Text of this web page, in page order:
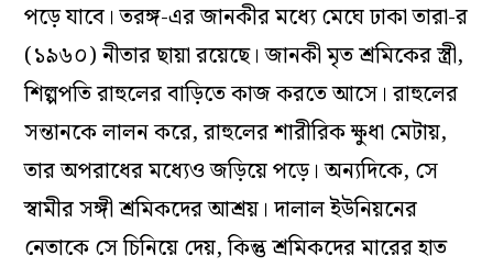
পড়ে যাবে।তরঙ্গ-এর জানকীর মধ্যেমেঘে ঢাকা তারা-র
(১৯৬০) নীতার ছায়া রয়েছে। জানকী মৃত শ্রমিকের স্ত্রী,
শিল্পপতি রাহুলের বাড়িতে কাজ করতে আসে। রাহুলের
সন্তানকে লালন করে, রাহুলের শারীরিক ক্ষুধা মেটায়,
তার অপরাধের মধ্যেও জড়িয়ে পড়ে। অন্যদিকে, সে
স্বামীর সঙ্গী শ্রমিকদের আশ্রয়। দালাল ইউনিয়নের
নেতাকে সে চিনিয়ে দেয়, কিন্তু শ্রমিকদের মারের হাত